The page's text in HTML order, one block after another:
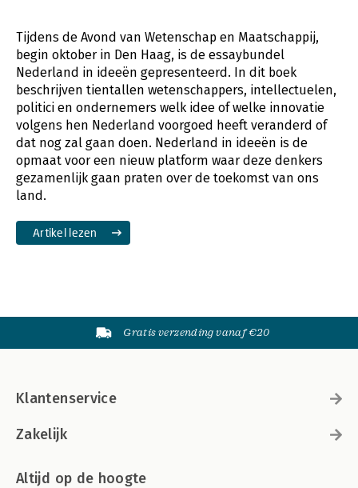
Tijdens de Avond van Wetenschap en Maatschappij,
begin oktober in Den Haag, is de essaybundel
Nederland in ideeën gepresenteerd. In dit boek
beschrijven tientallen wetenschappers, intellectuelen,
politici en ondernemers welk idee of welke innovatie
volgens hen Nederland voorgoed heeft veranderd of
dat nog zal gaan doen. Nederland in ideeën is de
opmaat voor een nieuw platform waar deze denkers
gezamenlijk gaan praten over de toekomst van ons
land.
Artikel lezen
Gratis verzending vanaf €20
Klantenservice
Zakelijk
Altijd op de hoogte